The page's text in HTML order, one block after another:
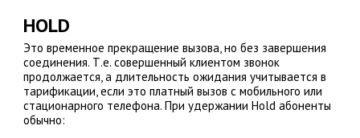
HOLD
Это временное прекращение вызова, но без завершения
соединения. Т.е. совершенный клиентом звонок
продолжается, а длительность ожидания учитывается в
тарификации, если это платный вызов с мобильного или
стационарного телефона. При удержании Hold абоненты
обычно: